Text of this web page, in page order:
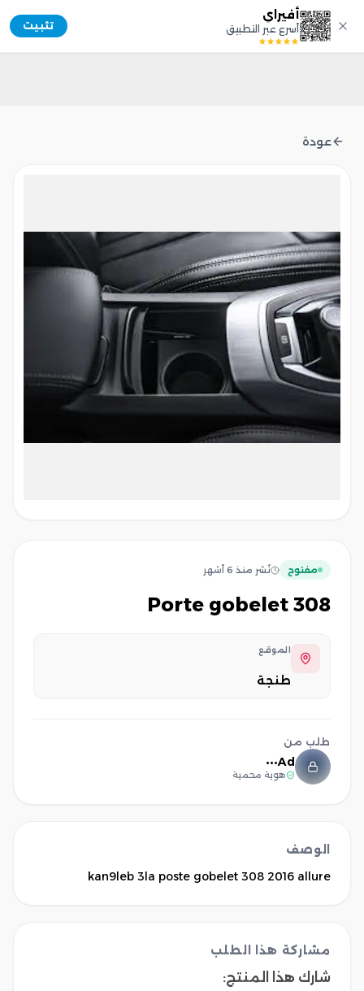
أفيراي
أسرع عبر التطبيق تثبيت Afiray
عودة
مفتوح نُشر منذ 6 أشهر
porte gobelet 308
الموقع
طنجة
طلب من
Ad•••
هوية محمية
الوصف
kan9leb 3la poste gobelet 308 2016 allure
مشاركة هذا الطلب
شارك هذا المنتج: